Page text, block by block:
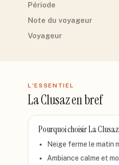
Période
Note du voyageur
Voyageur
L'ESSENTIEL
La Clusazen bref
Pourquoi choisirLa Clusaz
Neige ferme le matin
Ambiance calme et